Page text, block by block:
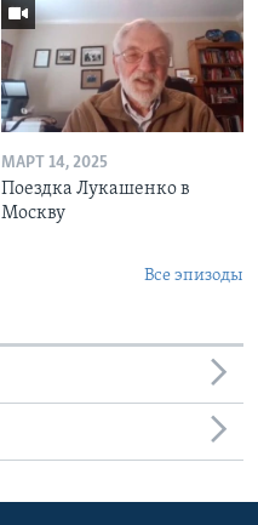
МАРТ 14, 2025
Поездка Лукашенко в
Москву
Все эпизоды